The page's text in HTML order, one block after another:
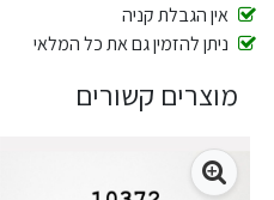
אין הגבלת קניה
ניתן להזמין גם את כל המלאי
מוצרים קשורים